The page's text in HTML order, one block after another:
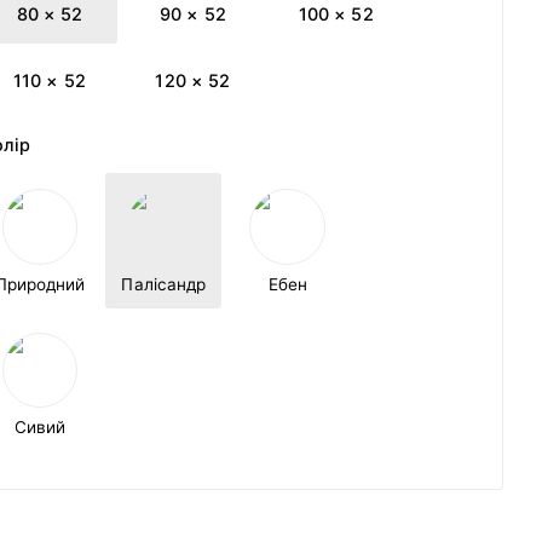
80 × 52 90 × 52 100 × 52
110 × 52 120 × 52
Палісандр Ебен
Сивий